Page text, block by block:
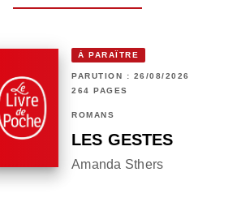
À PARAÎTRE
PARUTION : 26/08/2026
264 PAGES
ROMANS
LES GESTES
Amanda Sthers